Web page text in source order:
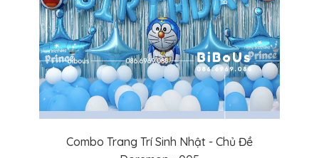
Combo Trang Trí Sinh Nhật - Chủ Đề